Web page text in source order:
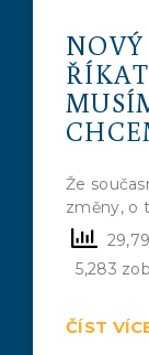
Že
změny, o
5,283
ČÍST